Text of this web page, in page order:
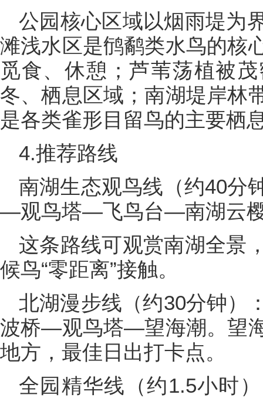
公园核心区域以烟雨堤为
滩浅水区是鸻鹬类水鸟的核
觅食、休憩；芦苇荡植被
冬、栖息区域；南湖堤岸林
是各类雀形目留鸟的主要栖
4.推荐路线
南湖生态观鸟线（约40分
—观鸟塔—飞鸟台—南湖云
这条路线可观赏南湖全景
候鸟“零距离”接触。
北湖漫步线（约30分钟
波桥—观鸟塔—望海潮。望
地方，最佳日出打卡点。
全园精华线（约1.5小时